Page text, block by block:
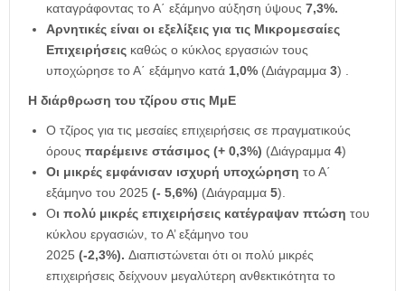
καταγράφοντας το Α΄ εξάμηνο αύξηση ύψους 7,3%.
Αρνητικές είναι οι εξελίξεις για τις Μικρομεσαίες
Επιχειρήσεις καθώς ο κύκλος εργασιών τους
υποχώρησε το Α΄ εξάμηνο κατά 1,0% (Διάγραμμα 3) .
Η διάρθρωση του τζίρου στις ΜμΕ
Ο τζίρος για τις μεσαίες επιχειρήσεις σε πραγματικούς
όρους παρέμεινε στάσιμος (+ 0,3%) (Διάγραμμα 4)
Οι μικρές εμφάνισαν ισχυρή υποχώρηση το Α΄
εξάμηνο του 2025 (- 5,6%) (Διάγραμμα 5).
Οι πολύ μικρές επιχειρήσεις κατέγραψαν πτώση του
κύκλου εργασιών, το Α’ εξάμηνο του
2025 (-2,3%). Διαπιστώνεται ότι οι πολύ μικρές
επιχειρήσεις δείχνουν μεγαλύτερη ανθεκτικότητα το